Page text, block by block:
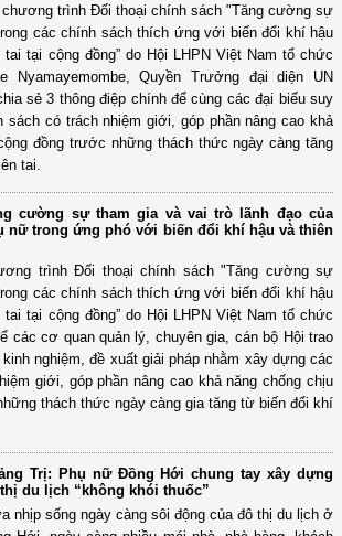
chương trình Đối thoại chính sách "Tăng cường sự
các chính sách thích ứng với biến đổi khí hậu
tại cộng đồng” do Hội LHPN Việt Nam tổ chức
Nyamayemombe, Quyền Trưởng đại diện UN
sẻ 3 thông điệp chính để cùng các đại biểu suy
sách có trách nhiệm giới, góp phần nâng cao khả
đồng trước những thách thức ngày càng tăng
tai.
cường sự tham gia và vai trò lãnh đạo của
nữ trong ứng phó với biến đổi khí hậu và thiên
trình Đối thoại chính sách "Tăng cường sự
các chính sách thích ứng với biến đổi khí hậu
tại cộng đồng” do Hội LHPN Việt Nam tổ chức
các cơ quan quản lý, chuyên gia, cán bộ Hội trao
nghiệm, đề xuất giải pháp nhằm xây dựng các
giới, góp phần nâng cao khả năng chống chịu
thách thức ngày càng gia tăng từ biến đổi khí
Trị: Phụ nữ Đồng Hới chung tay xây dựng
du lịch “không khói thuốc”
nhịp sống ngày càng sôi động của đô thị du lịch ở